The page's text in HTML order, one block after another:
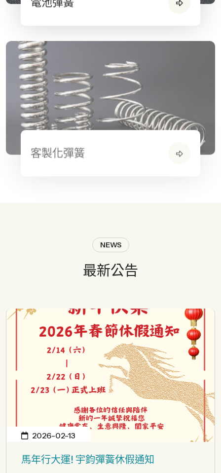
客製化彈簧
NEWS
最新公告
2026-02-13
馬年行大運! 宇鈞彈簧休假通知